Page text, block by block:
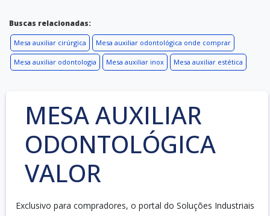
Buscas relacionadas:
Mesa auxiliar cirúrgica Mesa auxiliar odontológica onde comprar
Mesa auxiliar odontologia Mesa auxiliar inox Mesa auxiliar estética
MESA AUXILIAR
ODONTOLÓGICA
VALOR
Exclusivo para compradores, o portal do Soluções Industriais